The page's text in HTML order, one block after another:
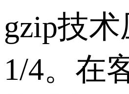
gzip技
1/4。在